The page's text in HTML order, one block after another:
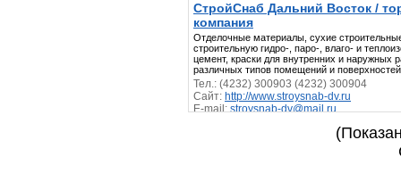
СтройСнаб Дальний Восток /
компания
Отделочные материалы, сухие
строительную гидро-, паро-, влаго- и
цемент, краски для внутренних и наружных
различных типов помещений и
Тел.: (4232) 300903 (4232) 300904
Сайт: http://www.stroysnab-dv.ru
E-mail:stroysnab-dv@mail.ru